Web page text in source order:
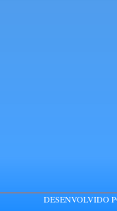
DESENVOLVIDO